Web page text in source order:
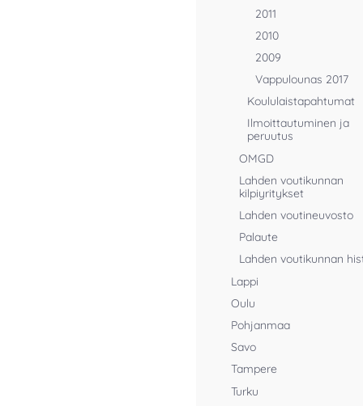
2011
2010
2009
Vappulounas 2017
Koululaistapahtumat
Ilmoittautuminen ja
peruutus
OMGD
Lahden voutikunnan
kilpiyritykset
Lahden voutineuvosto
Palaute
Lahden voutikunnan
Lappi
Oulu
Pohjanmaa
Savo
Tampere
Turku